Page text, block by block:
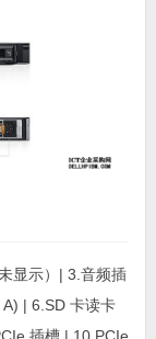
显示）| 3.音频插
| 6.SD 卡读卡
插槽 | 10.PCIe